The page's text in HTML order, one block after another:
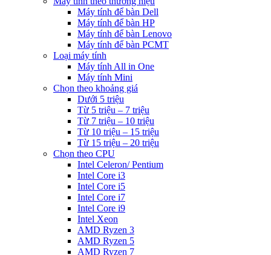
Máy tính để bàn Dell
Máy tính để bàn HP
Máy tính để bàn Lenovo
Máy tính để bàn PCMT
Loại máy tính
Máy tính All in One
Máy tính Mini
Chọn theo khoảng giá
Dưới 5 triệu
Từ 5 triệu – 7 triệu
Từ 7 triệu – 10 triệu
Từ 10 triệu – 15 triệu
Từ 15 triệu – 20 triệu
Chọn theo CPU
Intel Celeron/ Pentium
Intel Core i3
Intel Core i5
Intel Core i7
Intel Core i9
Intel Xeon
AMD Ryzen 3
AMD Ryzen 5
AMD Ryzen 7